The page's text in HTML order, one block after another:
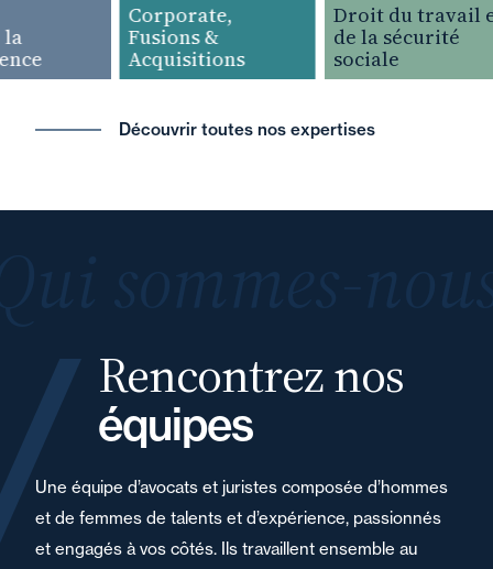
Corporate,
Fusions &
Acquisitions
Droit du travail et
de la sécurité
sociale
Découvrir toutes nos expertises
Rencontrez nos
équipes
Une équipe d’avocats et juristes composée d’hommes
et de femmes de talents et d’expérience, passionnés
et engagés à vos côtés. Ils travaillent ensemble au